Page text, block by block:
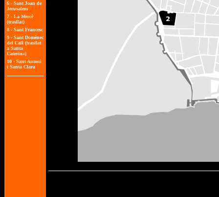
6 - Sant Joan de
Jerusalem
7 - La Mercè
(trasllat)
8 - Sant Francesc
9 - Sant Domènec
del Call (trasllat
a Santa
Caterina)
10 - Sant Antoni
i Santa Clara